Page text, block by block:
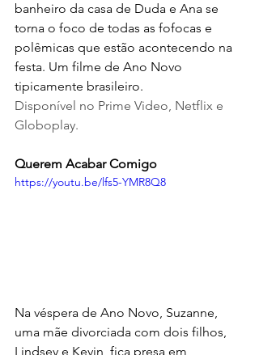
banheiro da casa de Duda e Ana se
torna o foco de todas as fofocas e
polêmicas que estão acontecendo na
festa. Um filme de Ano Novo
tipicamente brasileiro.
Disponível no Prime Video, Netflix e
Globoplay.
Querem Acabar Comigo
https://youtu.be/lfs5-YMR8Q8
Na véspera de Ano Novo, Suzanne,
uma mãe divorciada com dois filhos,
Lindsey e Kevin, fica presa em